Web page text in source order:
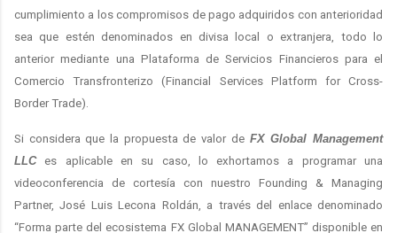
cumplimiento a los compromisos de pago adquiridos con anterioridad
sea que estén denominados en divisa local o extranjera, todo lo
anterior mediante una Plataforma de Servicios Financieros para el
Comercio Transfronterizo (Financial Services Platform for Cross-
Border Trade).
Si considera que la propuesta de valor de FX Global Management
LLCes aplicable en su caso, lo exhortamos a programar una
videoconferencia de cortesía con nuestro Founding & Managing
Partner, José Luis Lecona Roldán, a través del enlace denominado
“Forma parte del ecosistema FX Global MANAGEMENT” disponible en